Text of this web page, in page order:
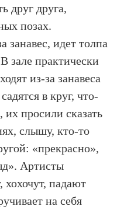
друг друга,
позах.
занавес, идет толпа
зале практически
из-за занавеса
в круг, что-
просили сказать
слышу, кто-то
«прекрасно»,
Артисты
хохочут, падают
на себя